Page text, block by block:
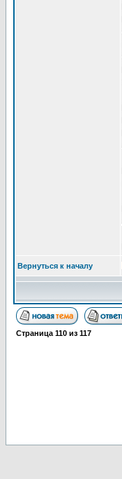
Вернуться к началу
Страница 110 из 117